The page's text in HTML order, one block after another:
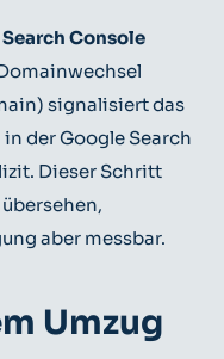
Console
signalisiert das
der Google Search
Dieser Schritt
aber messbar.
Umzug